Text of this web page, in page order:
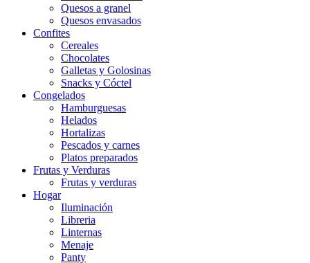
Quesos a granel
Quesos envasados
Confites
Cereales
Chocolates
Galletas y Golosinas
Snacks y Cóctel
Congelados
Hamburguesas
Helados
Hortalizas
Pescados y carnes
Platos preparados
Frutas y Verduras
Frutas y verduras
Hogar
Iluminación
Libreria
Linternas
Menaje
Panty